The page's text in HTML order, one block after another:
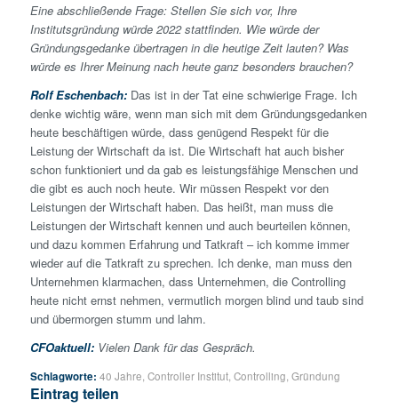
Eine abschließende Frage: Stellen Sie sich vor, Ihre
Institutsgründung würde 2022 stattfinden. Wie würde der
Gründungsgedanke übertragen in die heutige Zeit lauten? Was
würde es Ihrer Meinung nach heute ganz besonders brauchen?
Rolf Eschenbach:Das ist in der Tat eine schwierige Frage. Ich
denke wichtig wäre, wenn man sich mit dem Gründungsgedanken
heute beschäftigen würde, dass genügend Respekt für die
Leistung der Wirtschaft da ist. Die Wirtschaft hat auch bisher
schon funktioniert und da gab es leistungsfähige Menschen und
die gibt es auch noch heute. Wir müssen Respekt vor den
Leistungen der Wirtschaft haben. Das heißt, man muss die
Leistungen der Wirtschaft kennen und auch beurteilen können,
und dazu kommen Erfahrung und Tatkraft – ich komme immer
wieder auf die Tatkraft zu sprechen. Ich denke, man muss den
Unternehmen klarmachen, dass Unternehmen, die Controlling
heute nicht ernst nehmen, vermutlich morgen blind und taub sind
und übermorgen stumm und lahm.
CFOaktuell: Vielen Dank für das Gespräch.
Schlagworte: 40 Jahre Controller Institut, Controlling Gründung
Eintrag teilen